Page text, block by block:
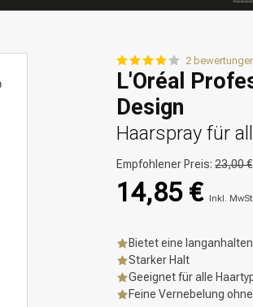
2
L'Oréal
Design
Haarspray für
Empfohlener Preis:23,00 €
14,85 € Inkl. MwSt.
Bietet eine
Starker Halt
Geeignet für alle
Feine Vernebelung